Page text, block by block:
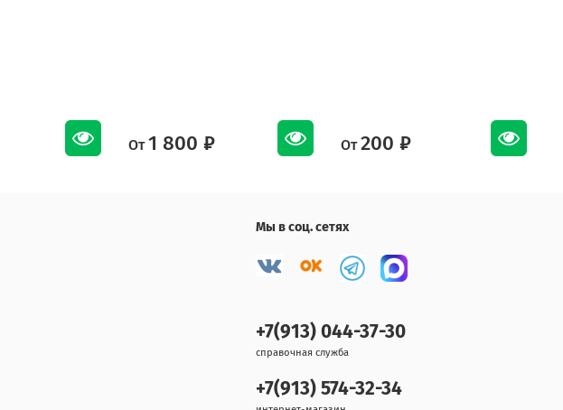
От 1 800 ₽ От 200 ₽
Мы в соц. сетях
+7(913) 044-37-30
справочная служба
+7(913) 574-32-34